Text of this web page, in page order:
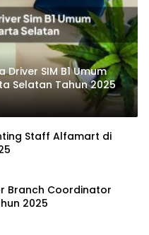
SIM B1 Umum
Selatan Tahun 2025
Staff Alfamart di
Branch Coordinator
2025